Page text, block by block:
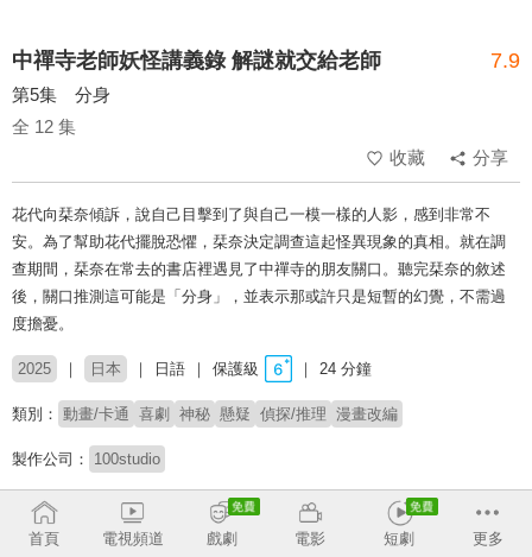
中禪寺老師妖怪講義錄 解謎就交給老師 7.9
第5集 分身
全 12 集
收藏
分享
花代向栞奈傾訴，說自己目擊到了與自己一模一樣的人影，感到非常不
安。為了幫助花代擺脫恐懼，栞奈決定調查這起怪異現象的真相。就在調
查期間，栞奈在常去的書店裡遇見了中禪寺的朋友關口。聽完栞奈的敘述
後，關口推測這可能是「分身」，並表示那或許只是短暫的幻覺，不需過
度擔憂。
2025 日本 日語 保護級 24 分鐘
類別： 動畫/卡通 喜劇 神秘 懸疑 偵探/推理 漫畫改編
製作公司： 100studio
導演： 熊野千尋
配音： 前田佳織里 小西克幸 立花慎之介 西地修哉 星野貴紀 降幡愛
首頁 電視頻道 戲劇 電影 短劇 更多